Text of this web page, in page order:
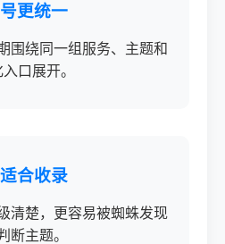
更统一
围绕同一组服务、主题和
口展开。
合收录
清楚，更容易被蜘蛛发现
断主题。